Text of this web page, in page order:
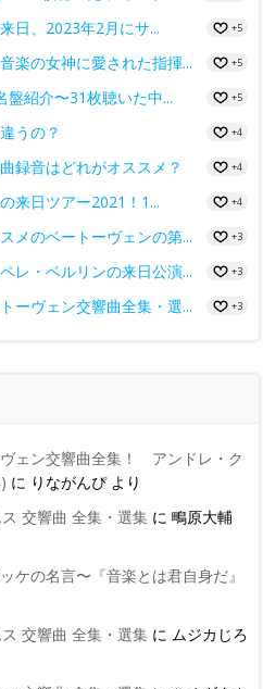
日、2023年2月にサ... +5
楽の女神に愛された指揮... +5
紹介〜31枚聴いた中... +5
うの？ +4
録音はどれがオススメ？ +4
来日ツアー2021！1... +4
メのベートーヴェンの第... +3
レ・ベルリンの来日公演... +3
ーヴェン交響曲全集・選... +3
ェン交響曲全集！ アンドレ・ク
に りながんぴより
交響曲 全集・選集 に 鴫原大輔
ケの名言〜『音楽とは君自身だ』
交響曲 全集・選集 に ムジカじろ